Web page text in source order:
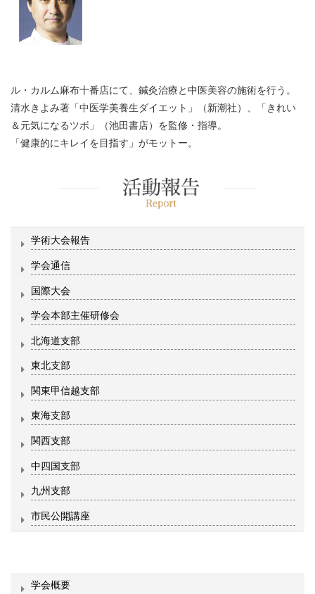
ル・カルム麻布十番店にて、鍼灸治療と中医美容の施術を行う。
清水きよみ著「中医学美養生ダイエット」（新潮社）、「きれい
＆元気になるツボ」（池田書店）を監修・指導。
「健康的にキレイを目指す」がモットー。
学術大会報告
学会通信
国際大会
学会本部主催研修会
北海道支部
東北支部
関東甲信越支部
東海支部
関西支部
中四国支部
九州支部
市民公開講座
学会概要